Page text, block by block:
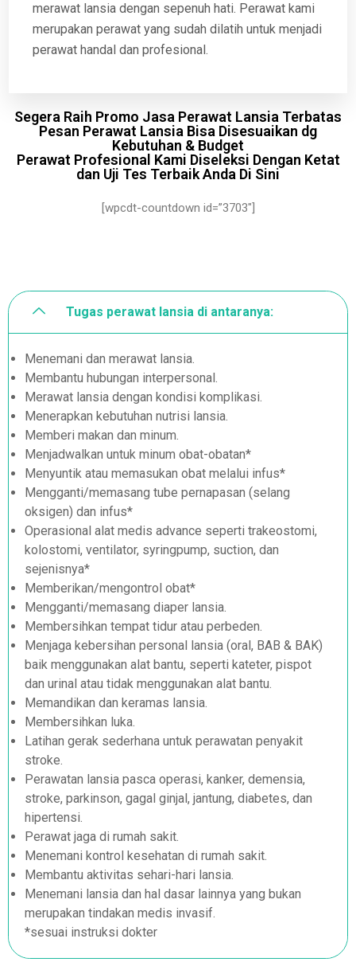
merawat lansia dengan sepenuh hati. Perawat kami
merupakan perawat yang sudah dilatih untuk menjadi
perawat handal dan profesional.
Segera Raih Promo Jasa Perawat Lansia Terbatas
Pesan Perawat Lansia Bisa Disesuaikan dg
Kebutuhan & Budget
Perawat Profesional Kami Diseleksi Dengan Ketat
dan Uji Tes Terbaik Anda Di Sini
[wpcdt-countdown id=”3703″]
Tugas perawat lansia di antaranya:
Menemani dan merawat lansia.
Membantu hubungan interpersonal.
Merawat lansia dengan kondisi komplikasi.
Menerapkan kebutuhan nutrisi lansia.
Memberi makan dan minum.
Menjadwalkan untuk minum obat-obatan*
Menyuntik atau memasukan obat melalui infus*
Mengganti/memasang tube pernapasan (selang
oksigen) dan infus*
Operasional alat medis advance seperti trakeostomi,
kolostomi, ventilator, syringpump, suction, dan
sejenisnya*
Memberikan/mengontrol obat*
Mengganti/memasang diaper lansia.
Membersihkan tempat tidur atau perbeden.
Menjaga kebersihan personal lansia (oral, BAB & BAK)
baik menggunakan alat bantu, seperti kateter, pispot
dan urinal atau tidak menggunakan alat bantu.
Memandikan dan keramas lansia.
Membersihkan luka.
Latihan gerak sederhana untuk perawatan penyakit
stroke.
Perawatan lansia pasca operasi, kanker, demensia,
stroke, parkinson, gagal ginjal, jantung, diabetes, dan
hipertensi.
Perawat jaga di rumah sakit.
Menemani kontrol kesehatan di rumah sakit.
Membantu aktivitas sehari-hari lansia.
Menemani lansia dan hal dasar lainnya yang bukan
merupakan tindakan medis invasif.
*sesuai instruksi dokter